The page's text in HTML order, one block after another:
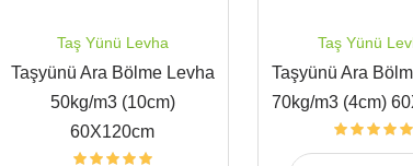
Taş Yünü Levha
Taşyünü Ara Bölme Levha
50kg/m3 (10cm)
60X120cm
Taş Yünü
Taşyünü Ara
70kg/m3 (4cm)